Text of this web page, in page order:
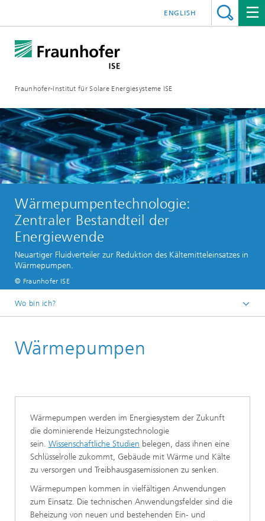
Fraunhofer-Institut für Solare Energiesysteme ISE
ENGLISH
Wärmepumpen­technologie:
Zentraler Bestandteil der
Energiewende
Neuartiger Fluidverteiler zur Reduktion des Kältemitteleinsatzes in
Wärmepumpen.
© Fraunhofer ISE
Wo bin ich?
Wärmepumpen
Wärmepumpen werden im Energiesystem der Zukunft
die dominierende Heizungstechnologie
sein. Wissenschaftliche Studien belegen, dass ihnen eine
Schlüsselrolle zukommt, Gebäude mit Wärme und Kälte
zu versorgen und Treibhausgasemissionen zu senken.
Wärmepumpen kommen in vielfältigen Anwendungen
zum Einsatz. Die technischen Anwendungsfelder sind die
Beheizung von neuen und bestehenden Ein- und